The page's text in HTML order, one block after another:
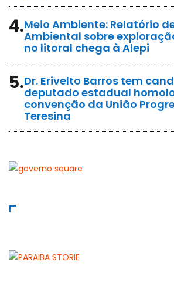
4.Meio Ambiente: Relatório
Ambiental sobre
no litoral chega à Alepi
5.Dr. Erivelto Barros tem
deputado estadual
convenção da União
Teresina